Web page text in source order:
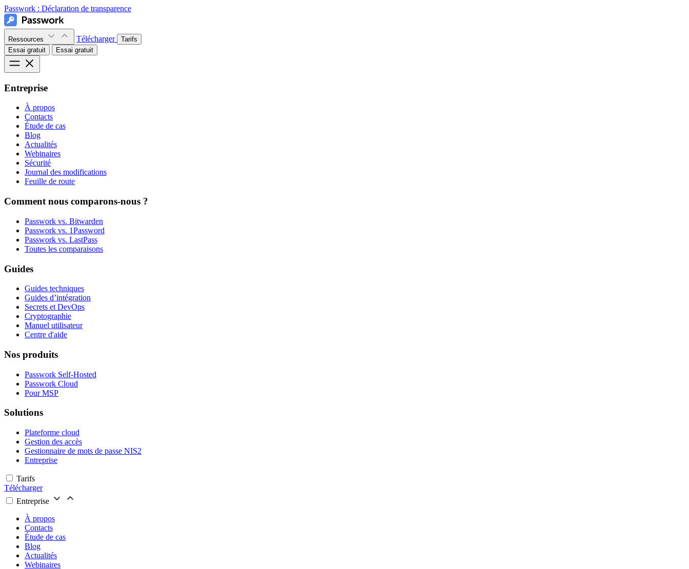
Passwork : Déclaration de transparence
Ressources Télécharger
Tarifs
Essai gratuit
Essai gratuit
Entreprise
À propos
Contacts
Étude de cas
Blog
Actualités
Webinaires
Sécurité
Journal des modifications
Feuille de route
Comment nous comparons-nous ?
Passwork vs. Bitwarden
Passwork vs. 1Password
Passwork vs. LastPass
Toutes les comparaisons
Guides
Guides techniques
Guides d’intégration
Secrets et DevOps
Cryptographie
Manuel utilisateur
Centre d'aide
Nos produits
Passwork Self-Hosted
Passwork Cloud
Pour MSP
Solutions
Plateforme cloud
Gestion des accès
Gestionnaire de mots de passe NIS2
Entreprise
Tarifs
Télécharger
Entreprise
À propos
Contacts
Étude de cas
Blog
Actualités
Webinaires